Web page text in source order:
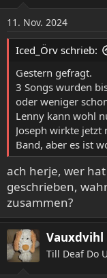
n
e
n
11. Nov. 2024
Iced_Örv schrieb:
Gestern gefragt.
3 Songs wurden
oder weniger
Lenny kann wohl
Joseph wirkte
Band, aber es ist
ach herje, wer
geschrieben,
zusammen?
Vauxdvihl
Till Deaf Do